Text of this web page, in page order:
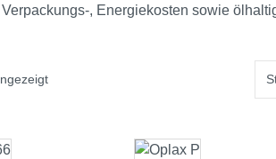
Energiekosten sowie